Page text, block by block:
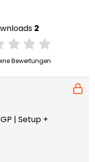
2
Bewertungen
| Setup +